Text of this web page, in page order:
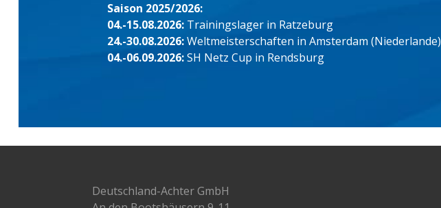
Saison 2025/2026:
04.-15.08.2026: Trainingslager in Ratzeburg
24.-30.08.2026:Weltmeisterschaften in Amsterdam (Niederlande)
04.-06.09.2026:SH Netz Cup in Rendsburg
Deutschland-Achter GmbH